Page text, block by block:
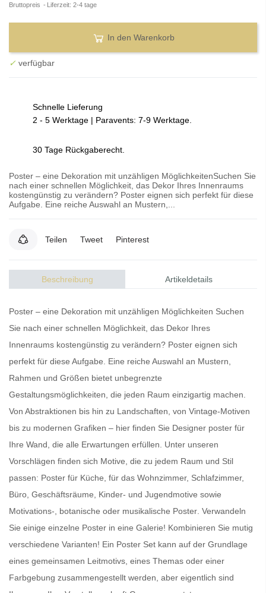
Bruttopreis Liferzeit: 2-4 tage
In den Warenkorb
✓ verfügbar
Schnelle Lieferung
2 - 5 Werktage | Paravents: 7-9 Werktage.
30 Tage Rückgaberecht.
Poster – eine Dekoration mit unzähligen MöglichkeitenSuchen Sie
nach einer schnellen Möglichkeit, das Dekor Ihres Innenraums
kostengünstig zu verändern? Poster eignen sich perfekt für diese
Aufgabe. Eine reiche Auswahl an Mustern,...
Teilen Tweet Pinterest
Beschreibung Artikeldetails
Poster – eine Dekoration mit unzähligen Möglichkeiten Suchen
Sie nach einer schnellen Möglichkeit, das Dekor Ihres
Innenraums kostengünstig zu verändern? Poster eignen sich
perfekt für diese Aufgabe. Eine reiche Auswahl an Mustern,
Rahmen und Größen bietet unbegrenzte
Gestaltungsmöglichkeiten, die jeden Raum einzigartig machen.
Von Abstraktionen bis hin zu Landschaften, von Vintage-Motiven
bis zu modernen Grafiken – hier finden Sie Designer poster für
Ihre Wand, die alle Erwartungen erfüllen. Unter unseren
Vorschlägen finden sich Motive, die zu jedem Raum und Stil
passen: Poster für Küche, für das Wohnzimmer, Schlafzimmer,
Büro, Geschäftsräume, Kinder- und Jugendmotive sowie
Motivations-, botanische oder musikalische Poster. Verwandeln
Sie einige einzelne Poster in eine Galerie! Kombinieren Sie mutig
verschiedene Varianten! Ein Poster Set kann auf der Grundlage
eines gemeinsamen Leitmotivs, eines Themas oder einer
Farbgebung zusammengestellt werden, aber eigentlich sind